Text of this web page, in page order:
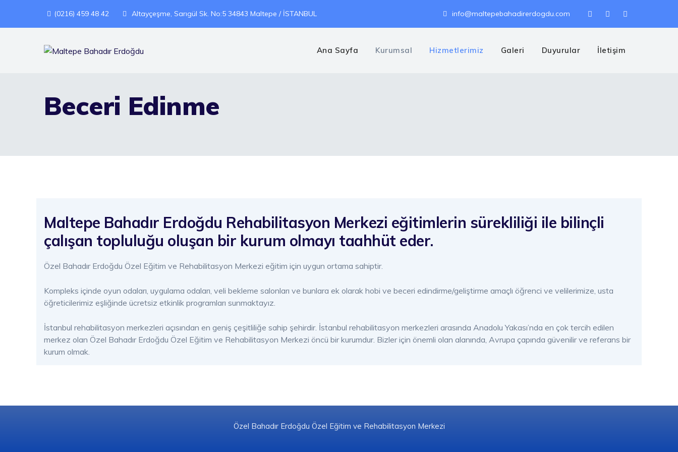
content
(0216) 459 48 42 Altayçeşme, Sarıgül Sk. No:5 34843 Maltepe / İSTANBUL info@maltepebahadirerdogdu.com
Ana Sayfa Kurumsal Hizmetlerimiz Galeri Duyurular İletişim
Beceri Edinme
Maltepe Bahadır Erdoğdu Rehabilitasyon Merkezi eğitimlerin sürekliliği ile bilinçli
çalışan topluluğu oluşan bir kurum olmayı taahhüt eder.
Özel Bahadır Erdoğdu Özel Eğitim ve Rehabilitasyon Merkezi eğitim için uygun ortama sahiptir.
Kompleks içinde oyun odaları, uygulama odaları, veli bekleme salonları ve bunlara ek olarak hobi ve beceri edindirme/geliştirme amaçlı öğrenci ve velilerimize, usta
öğreticilerimiz eşliğinde ücretsiz etkinlik programları sunmaktayız.
İstanbul rehabilitasyon merkezleri açısından en geniş çeşitliliğe sahip şehirdir. İstanbul rehabilitasyon merkezleri arasında Anadolu Yakası’nda en çok tercih edilen
merkez olan Özel Bahadır Erdoğdu Özel Eğitim ve Rehabilitasyon Merkezi öncü bir kurumdur. Bizler için önemli olan alanında, Avrupa çapında güvenilir ve referans bir
kurum olmak.
Özel Bahadır Erdoğdu Özel Eğitim ve Rehabilitasyon Merkezi